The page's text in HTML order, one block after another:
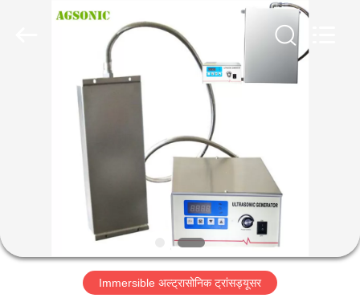
हमारे
Immersible अल्ट्रासोनिक ट्रांसड्यूसर